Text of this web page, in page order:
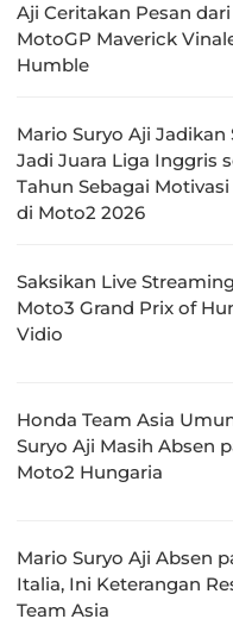
Aji Ceritakan Pesan
MotoGP Maverick
Humble
Mario Suryo Aji Jadikan
Jadi Juara Liga Inggris
Tahun Sebagai
di Moto2 2026
Saksikan Live
Moto3 Grand Prix of
Vidio
Honda Team Asia
Suryo Aji Masih Absen
Moto2 Hungaria
Mario Suryo Aji Absen
Italia, Ini Keterangan
Team Asia